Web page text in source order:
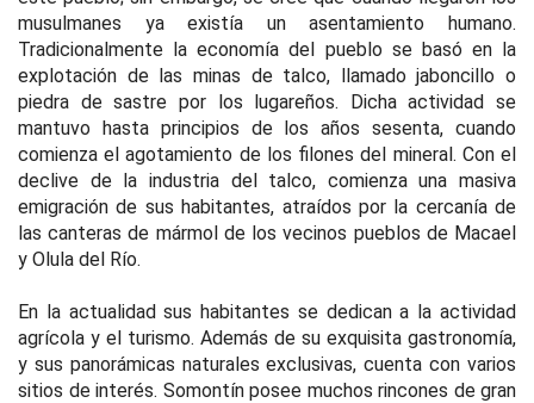
musulmanes ya existía un asentamiento humano.
Tradicionalmente la economía del pueblo se basó en la
explotación de las minas de talco, llamado jaboncillo o
piedra de sastre por los lugareños. Dicha actividad se
mantuvo hasta principios de los años sesenta, cuando
comienza el agotamiento de los filones del mineral. Con el
declive de la industria del talco, comienza una masiva
emigración de sus habitantes, atraídos por la cercanía de
las canteras de mármol de los vecinos pueblos de Macael
y Olula del Río.
En la actualidad sus habitantes se dedican a la actividad
agrícola y el turismo. Además de su exquisita gastronomía,
y sus panorámicas naturales exclusivas, cuenta con varios
sitios de interés. Somontín posee muchos rincones de gran